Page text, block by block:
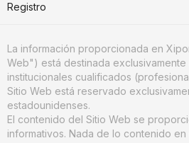
Registro
La información proporcionada en
Web") está destinada exclusivamente
institucionales cualificados
Sitio Web está reservado
estadounidenses.
El contenido del Sitio Web se
informativos. Nada de lo contenido